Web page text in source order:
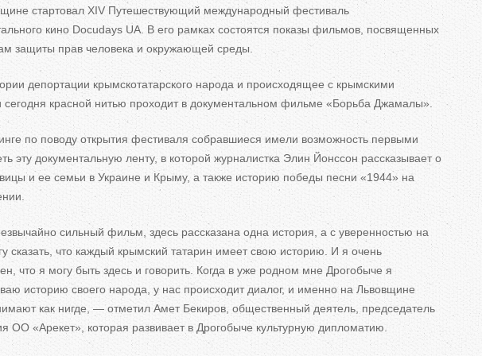
стартовал XIV Путешествующий международный фестиваль
кино Docudays UA. В его рамках состоятся показы фильмов, посвященных
защиты прав человека и окружающей среды.
депортации крымскотатарского народа и происходящее с крымскими
сегодня красной нитью проходит в документальном фильме «Борьба Джамалы».
по поводу открытия фестиваля собравшиеся имели возможность первыми
эту документальную ленту, в которой журналистка Элин Йонссон рассказывает о
и ее семьи в Украине и Крыму, а также историю победы песни «1944» на
сильный фильм, здесь рассказана одна история, а с уверенностью на
сказать, что каждый крымский татарин имеет свою историю. И я очень
что я могу быть здесь и говорить. Когда в уже родном мне Дрогобыче я
историю своего народа, у нас происходит диалог, и именно на Львовщине
как нигде, — отметил Амет Бекиров, общественный деятель, председатель
ОО «Арекет», которая развивает в Дрогобыче культурную дипломатию.
ь
е
а
к